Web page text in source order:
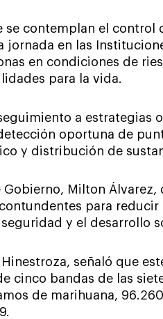
se contemplan el control
jornada en las
en condiciones de
para la vida.
a estrategias
oportuna de
y distribución de
Milton Álvarez,
para
y el desarrollo
señaló que
cinco bandas de las
de marihuana,